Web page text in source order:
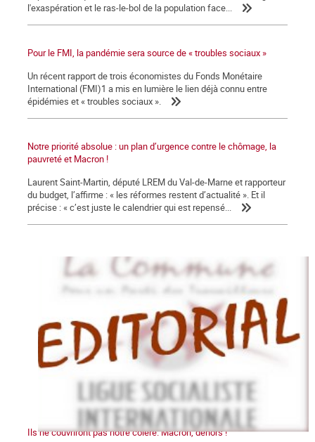
l'exaspération et le ras-le-bol de la population face...
Pour le FMI, la pandémie sera source de « troubles sociaux »
Un récent rapport de trois économistes du Fonds Monétaire
International (FMI)1 a mis en lumière le lien déjà connu entre
épidémies et « troubles sociaux ».
Notre priorité absolue : un plan d’urgence contre le chômage, la
pauvreté et Macron !
Laurent Saint-Martin, député LREM du Val-de-Marne et rapporteur
du budget, l’affirme : « les réformes restent d’actualité ». Et il
précise : « c’est juste le calendrier qui est repensé...
Ils ne couvriront pas notre colère. Macron, dehors !